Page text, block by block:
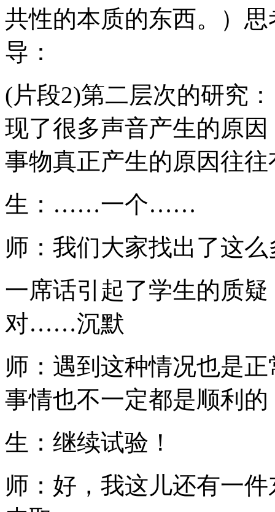
共性的本质的东西。）
导：
(片段2)第二层次的研究
现了很多声音产生的原
事物真正产生的原因往
生：……一个……
师：我们大家找出了这
一席话引起了学生的质
对……沉默
师：遇到这种情况也是
事情也不一定都是顺利
生：继续试验！
师：好，我这儿还有一